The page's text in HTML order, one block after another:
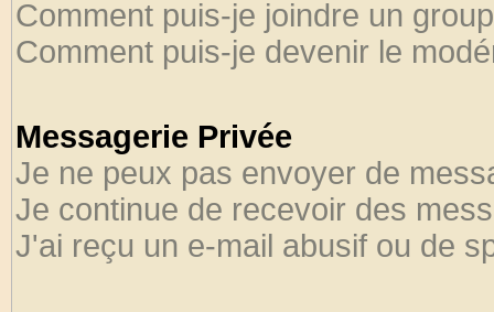
Comment puis-je joindre un
Comment puis-je devenir le
Messagerie Privée
Je ne peux pas envoyer de
Je continue de recevoir des
J'ai reçu un e-mail abusif ou de